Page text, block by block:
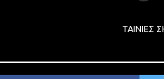
ΤΑΙΝΊΕΣ